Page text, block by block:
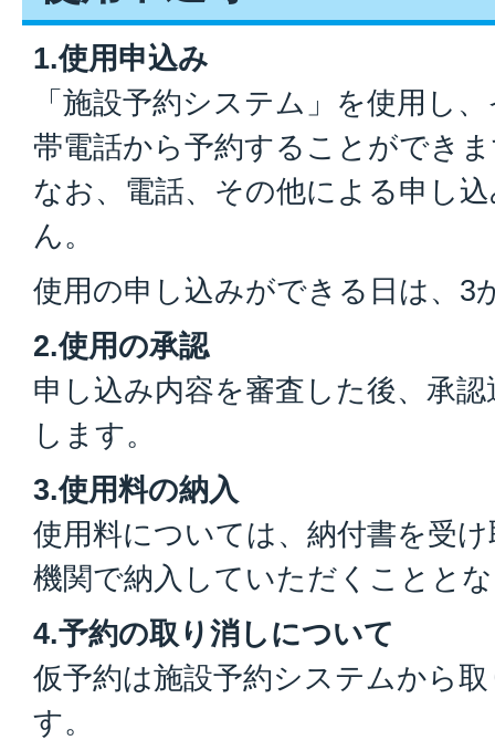
1.使用申込み
「施設予約システム」を使用し
帯電話から予約することができ
なお、電話、その他による申し
ん。
使用の申し込みができる日は、3
2.使用の承認
申し込み内容を審査した後、承
します。
3.使用料の納入
使用料については、納付書を受
機関で納入していただくことと
4.予約の取り消しについて
仮予約は施設予約システムから
す。